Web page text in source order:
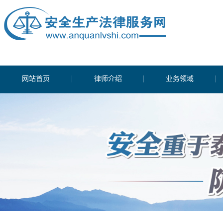
网站首页 律师介绍 业务领域